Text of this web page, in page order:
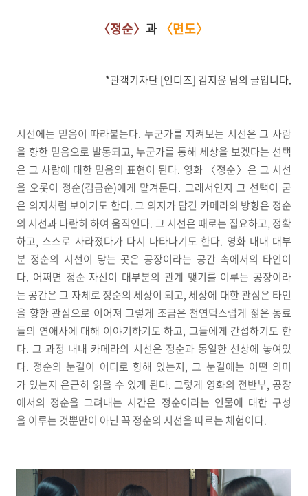
〈정순〉 과〈면도〉
*관객기자단 [인디즈] 김지윤 님의 글입니다.
시선에는 믿음이 따라붙는다. 누군가를 지켜보는 시선은 그 사람
을 향한 믿음으로 발동되고, 누군가를 통해 세상을 보겠다는 선택
은 그 사람에 대한 믿음의 표현이 된다. 영화 〈정순〉은 그 시선
을 오롯이 정순(김금순)에게 맡겨둔다. 그래서인지 그 선택이 굳
은 의지처럼 보이기도 한다. 그 의지가 담긴 카메라의 방향은 정순
의 시선과 나란히 하여 움직인다. 그 시선은 때로는 집요하고, 정확
하고, 스스로 사라졌다가 다시 나타나기도 한다. 영화 내내 대부
분 정순의 시선이 닿는 곳은 공장이라는 공간 속에서의 타인이
다. 어쩌면 정순 자신이 대부분의 관계 맺기를 이루는 공장이라
는 공간은 그 자체로 정순의 세상이 되고, 세상에 대한 관심은 타인
을 향한 관심으로 이어져 그렇게 조금은 천연덕스럽게 젊은 동료
들의 연애사에 대해 이야기하기도 하고, 그들에게 간섭하기도 한
다. 그 과정 내내 카메라의 시선은 정순과 동일한 선상에 놓여있
다. 정순의 눈길이 어디로 향해 있는지, 그 눈길에는 어떤 의미
가 있는지 은근히 읽을 수 있게 된다. 그렇게 영화의 전반부, 공장
에서의 정순을 그려내는 시간은 정순이라는 인물에 대한 구성
을 이루는 것뿐만이 아닌 꼭 정순의 시선을 따르는 체험이다.